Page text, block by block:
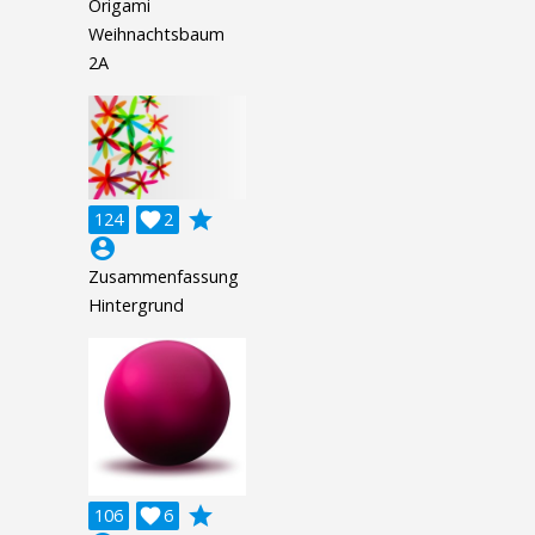
Origami
Weihnachtsbaum
2A
124 2

grade
account_circle
Zusammenfassung
Hintergrund
106 6

grade